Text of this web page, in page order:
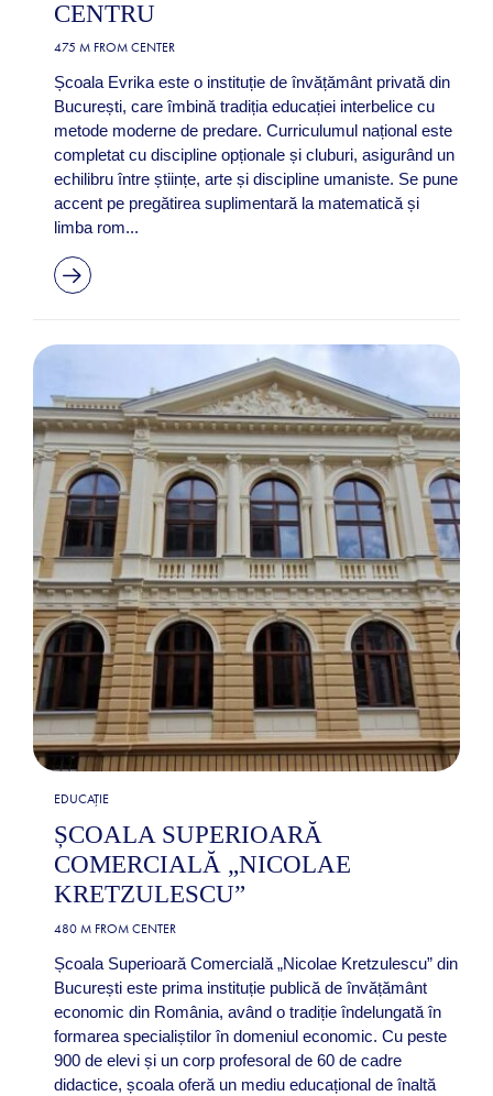
CENTRU
475 M FROM CENTER
Școala Evrika este o instituție de învățământ privată din
București, care îmbină tradiția educației interbelice cu
metode moderne de predare. Curriculumul național este
completat cu discipline opționale și cluburi, asigurând un
echilibru între științe, arte și discipline umaniste. Se pune
accent pe pregătirea suplimentară la matematică și
limba rom...
EDUCAȚIE
ȘCOALA SUPERIOARĂ
COMERCIALĂ „NICOLAE
KRETZULESCU”
480 M FROM CENTER
Școala Superioară Comercială „Nicolae Kretzulescu” din
București este prima instituție publică de învățământ
economic din România, având o tradiție îndelungată în
formarea specialiștilor în domeniul economic. Cu peste
900 de elevi și un corp profesoral de 60 de cadre
didactice, școala oferă un mediu educațional de înaltă